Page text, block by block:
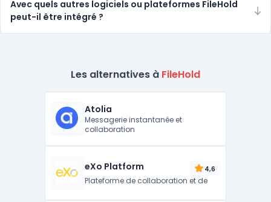
Avec quels autres logiciels ou plateformes FileHold
peut-il être intégré ?
Les alternatives à FileHold
Atolia
Messagerie instantanée et
collaboration
eXo Platform 4,6
Plateforme de collaboration et de